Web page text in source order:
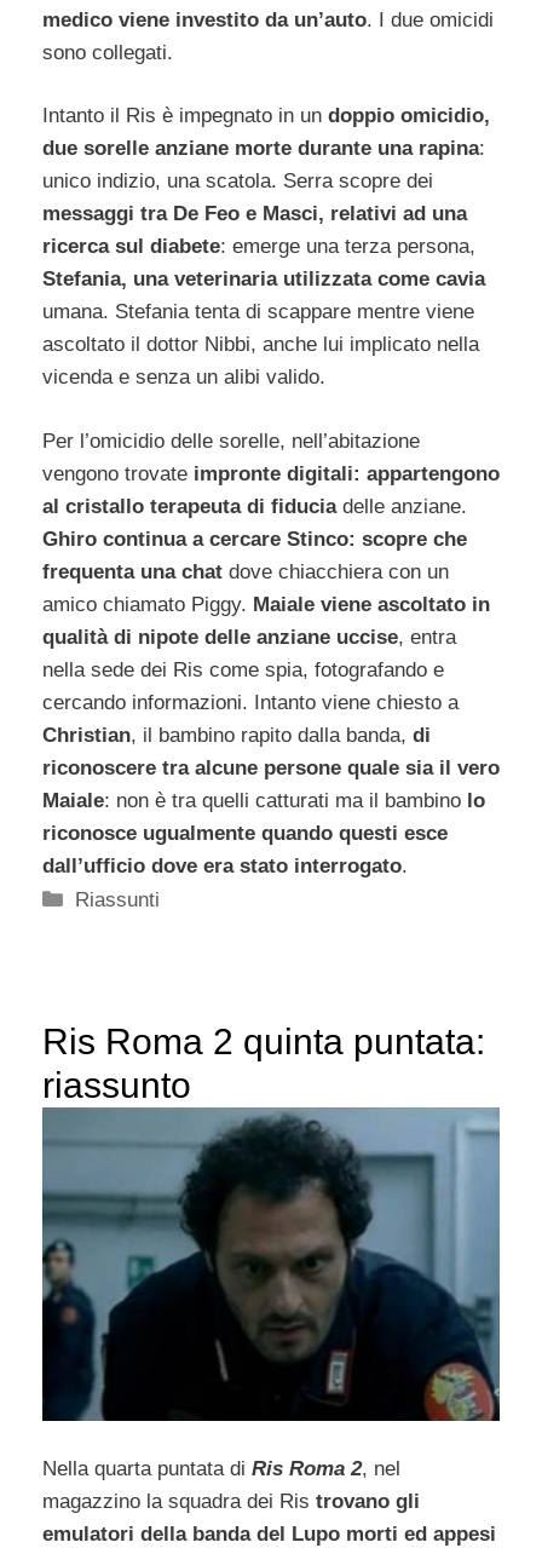
medico viene investito da un’auto. I due omicidi
sono collegati.
Intanto il Ris è impegnato in un doppio omicidio,
due sorelle anziane morte durante una rapina:
unico indizio, una scatola. Serra scopre dei
messaggi tra De Feo e Masci, relativi ad una
ricerca sul diabete: emerge una terza persona,
Stefania, una veterinaria utilizzata come cavia
umana. Stefania tenta di scappare mentre viene
ascoltato il dottor Nibbi, anche lui implicato nella
vicenda e senza un alibi valido.
Per l’omicidio delle sorelle, nell’abitazione
vengono trovate impronte digitali: appartengono
al cristallo terapeuta di fiducia delle anziane.
Ghiro continua a cercare Stinco: scopre che
frequenta una chat dove chiacchiera con un
amico chiamato Piggy. Maiale viene ascoltato in
qualità di nipote delle anziane uccise, entra
nella sede dei Ris come spia, fotografando e
cercando informazioni. Intanto viene chiesto a
Christian, il bambino rapito dalla banda, di
riconoscere tra alcune persone quale sia il vero
Maiale: non è tra quelli catturati ma il bambino lo
riconosce ugualmente quando questi esce
dall’ufficio dove era stato interrogato.
Categorie
Riassunti
Ris Roma 2 quinta puntata:
riassunto
Nella quarta puntata di Ris Roma 2, nel
magazzino la squadra dei Ris trovano gli
emulatori della banda del Lupo morti ed appesi